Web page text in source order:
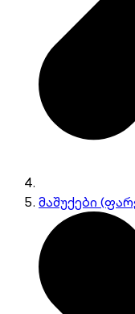
მაშუქები